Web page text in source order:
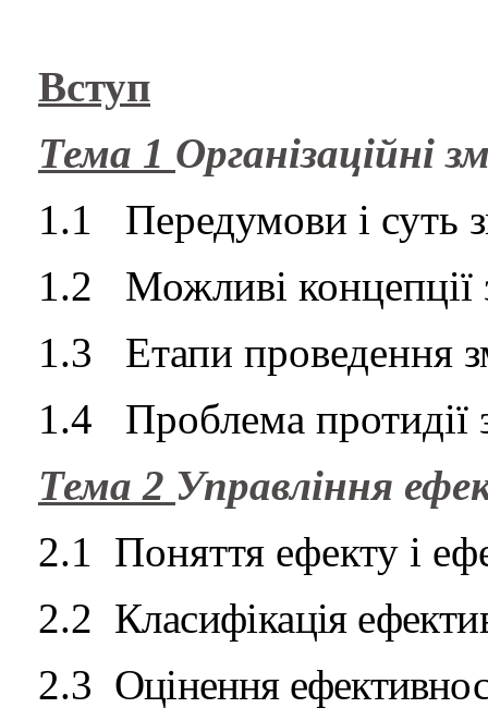
Вступ
Тема 1 Організаційні
1.1
Передумови і суть
1.2
Можливі концепції
1.3
Етапи проведення
1.4
Проблема протидії
Тема 2 Управління
2.1 Поняття ефекту і
2.2 Класифікація
2.3 Оцінення